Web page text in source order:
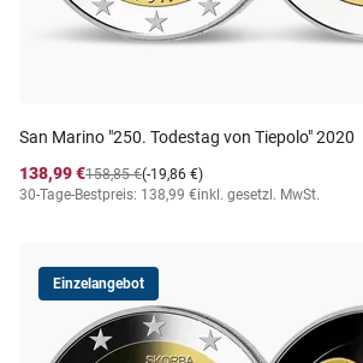
San Marino "250. Todestag von Tiepolo" 2020
138,99 €
(-19,86 €)
158,85 €
30-Tage-Bestpreis: 138,99 €inkl. gesetzl. MwSt.
Einzelangebot